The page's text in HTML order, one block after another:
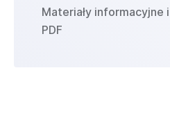
Materiały informacyjne
PDF